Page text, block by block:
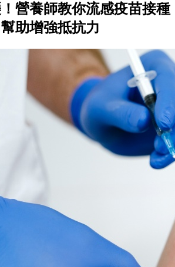
營養師教你流感疫苗接種
助增強抵抗力